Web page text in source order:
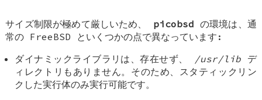
サイズ制限が極めて厳しいため、 picobsd の環境は、通
常の FreeBSD といくつかの点で異なっています:
ダイナミックライブラリは、存在せず、 /usr/lib デ
ィレクトリもありません。そのため、スタティックリン
クした実行体のみ実行可能です。